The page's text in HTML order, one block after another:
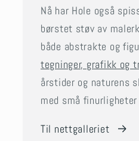
Nå har Hole også
børstet støv av
både abstrakte og
tegninger, grafikk og
årstider og naturens
med små
Til nettgalleriet